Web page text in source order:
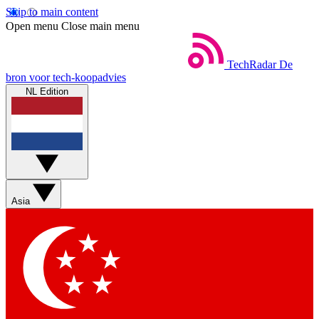
Skip to main content
Open menu Close main menu
TechRadar De
bron voor tech-koopadvies
NL Edition
Asia